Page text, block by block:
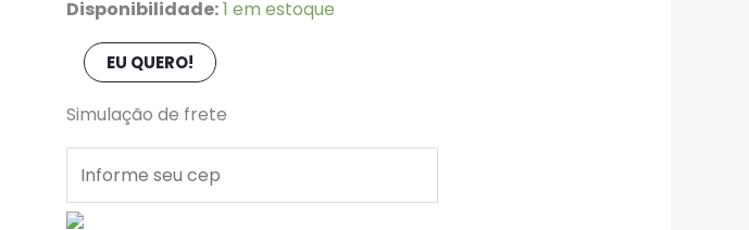
Disponibilidade:1 em estoque
EU QUERO!
Simulação de frete